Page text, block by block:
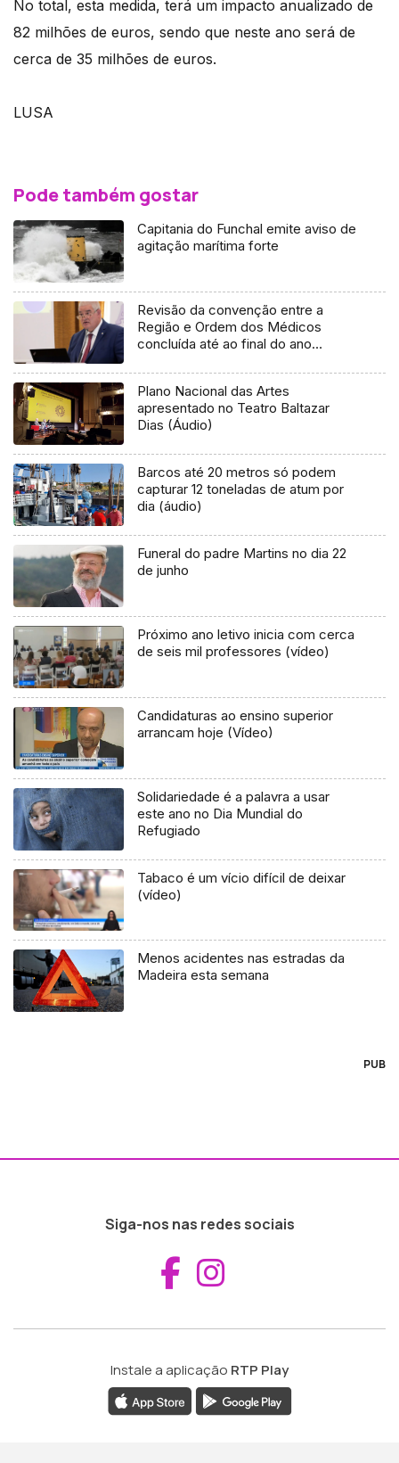
No total, esta medida, terá um impacto anualizado de
82 milhões de euros, sendo que neste ano será de
cerca de 35 milhões de euros.
LUSA
Pode também gostar
Capitania do Funchal emite aviso de
agitação marítima forte
Revisão da convenção entre a
Região e Ordem dos Médicos
concluída até ao final do ano
Plano Nacional das Artes
apresentado no Teatro Baltazar
Dias (Áudio)
Barcos até 20 metros só podem
capturar 12 toneladas de atum por
dia (áudio)
Funeral do padre Martins no dia 22
de junho
Próximo ano letivo inicia com cerca
de seis mil professores (vídeo)
Candidaturas ao ensino superior
arrancam hoje (Vídeo)
Solidariedade é a palavra a usar
este ano no Dia Mundial do
Refugiado
Tabaco é um vício difícil de deixar
(vídeo)
Menos acidentes nas estradas da
Madeira esta semana
PUB
Siga-nos nas redes sociais
Aceder ao
Instale a aplicação RTP Play